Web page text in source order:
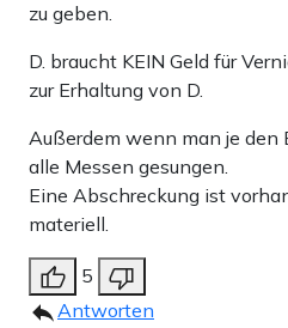
zu geben.
D. braucht KEIN Geld für
zur Erhaltung von D.
Außerdem wenn man je den
alle Messen gesungen.
Eine Abschreckung ist
materiell.
5
Antworten